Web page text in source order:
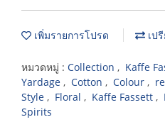
เพิ่มรายการโปรด เป
หมวดหมู่ : Collection , Kaffe
Yardage , Cotton , Colour ,
Style , Floral , Kaffe Fassett ,
Spirits